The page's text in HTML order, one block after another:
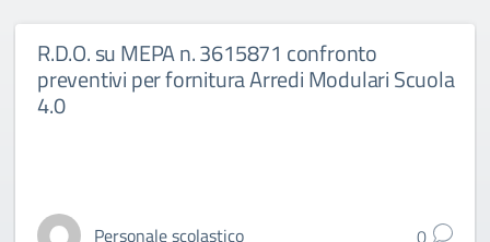
R.D.O. su MEPA n. 3615871 confronto
preventivi per fornitura Arredi Modulari Scuola
4.0
Personale scolastico 0